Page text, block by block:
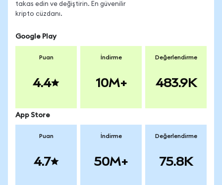
takas edin ve değiştirin. En güvenilir
kripto cüzdanı.
Google Play
Puan
4.4
İndirme
10M+
Değerlendirme
483.9K
App Store
Puan
4.7
İndirme
50M+
Değerlendirme
75.8K